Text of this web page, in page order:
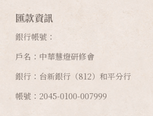
匯款資訊
銀行帳號：
戶名：中華慧燈研修會
銀行：台新銀行（812）和平分行
帳號：2045-0100-007999